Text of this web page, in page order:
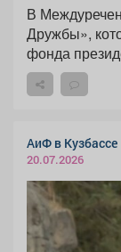
В
Дружбы»,
фонда
АиФ в Кузбассе
20.07.2026